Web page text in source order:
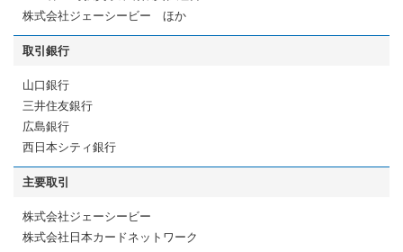
株式会社ジェーシービー ほか
取引銀行
山口銀行
三井住友銀行
広島銀行
西日本シティ銀行
主要取引
株式会社ジェーシービー
株式会社日本カードネットワーク